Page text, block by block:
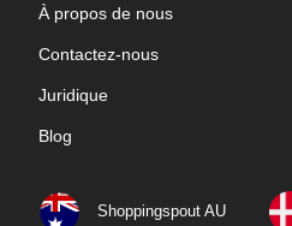
À propos de nous
Contactez-nous
Juridique
Blog
Shoppingspout AU